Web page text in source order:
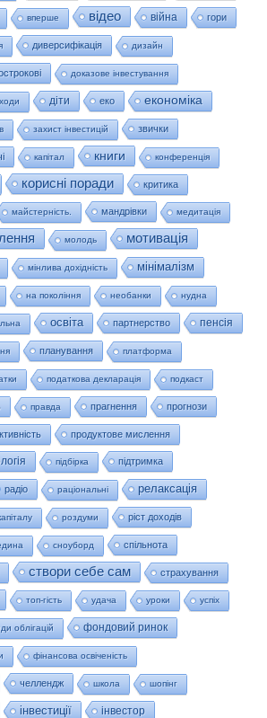
вперше відео війна гори
диверсифікація дизайн
доказове інвестування
діти еко економіка
захист інвестицій звички
капітал книги конференція
корисні поради критика
майстерність. мандрівки медитація
молодь мотивація
мінлива дохідність мінімалізм
на покоління необанки нудна
освіта партнерство пенсія
планування платформа
податкова декларація подкаст
правда прагнення прогнози
продуктове мислення
підбірка підтримка
радіо раціональні релаксація
роздуми ріст доходів
сноуборд спільнота
створи себе сам страхування
топ-гість удача уроки успіх
облігацій фондовий ринок
фінансова освіченість
челлендж школа шопінг
інвестиції інвестор